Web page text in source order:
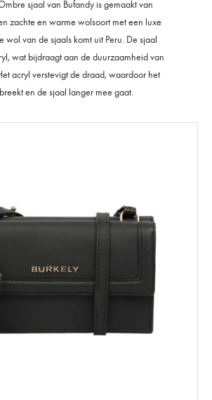
sjaal van Bufandy is gemaakt van
zachte en warme wolsoort met een luxe
wol van de sjaals komt uit Peru. De sjaal
wat bijdraagt aan de duurzaamheid van
acryl verstevigt de draad, waardoor het
en de sjaal langer mee gaat.